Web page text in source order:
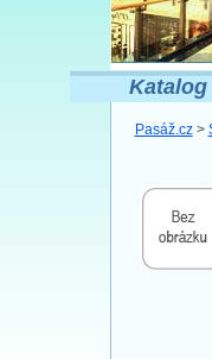
Katalog
Pasáž.cz>